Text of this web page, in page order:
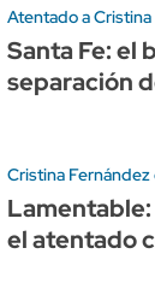
Atentado a
Santa Fe: el
separación
Cristina
el atentado